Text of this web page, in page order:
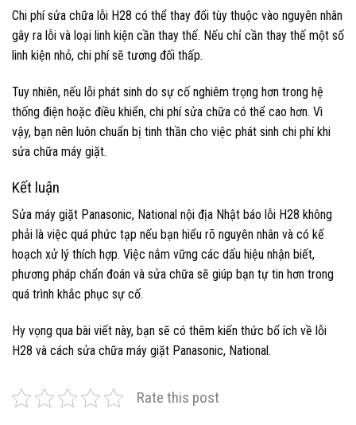
Chi phí sửa chữa lỗi H28 có thể thay đổi tùy thuộc vào nguyên nhân
gây ra lỗi và loại linh kiện cần thay thế. Nếu chỉ cần thay thế một số
linh kiện nhỏ, chi phí sẽ tương đối thấp.
Tuy nhiên, nếu lỗi phát sinh do sự cố nghiêm trọng hơn trong hệ
thống điện hoặc điều khiển, chi phí sửa chữa có thể cao hơn. Vì
vậy, bạn nên luôn chuẩn bị tinh thần cho việc phát sinh chi phí khi
sửa chữa máy giặt.
Kết luận
Sửa máy giặt Panasonic, National nội địa Nhật báo lỗi H28 không
phải là việc quá phức tạp nếu bạn hiểu rõ nguyên nhân và có kế
hoạch xử lý thích hợp. Việc nắm vững các dấu hiệu nhận biết,
phương pháp chẩn đoán và sửa chữa sẽ giúp bạn tự tin hơn trong
quá trình khắc phục sự cố.
Hy vọng qua bài viết này, bạn sẽ có thêm kiến thức bổ ích về lỗi
H28 và cách sửa chữa máy giặt Panasonic, National.
Rate this post